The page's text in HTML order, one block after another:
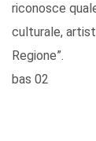
riconosce
culturale,
Regione”.
bas 02